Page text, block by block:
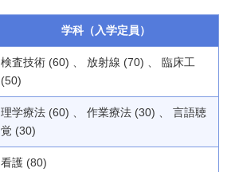
学科（入学定員）
検査技術 (60) 、 放射線 (70) 、 臨床工
(50)
理学療法 (60) 、 作業療法 (30) 、 言語聴
覚 (30)
看護 (80)